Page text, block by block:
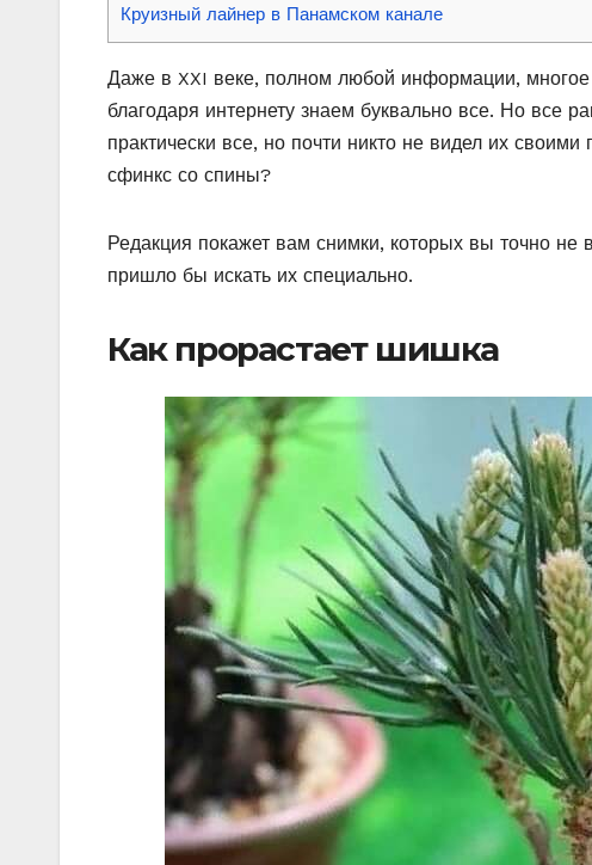
Круизный лайнер в Панамском канале
Даже в XXI веке, полном любой информации, многое
благодаря интернету знаем буквально все. Но все
практически все, но почти никто не видел их
сфинкс со спины?
Редакция покажет вам снимки, которых вы точно
пришло бы искать их специально.
Как прорастает шишка